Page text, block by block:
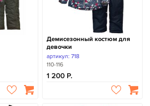
Демисезонный костюм для
девочки
артикул: 718
110-116
1 200